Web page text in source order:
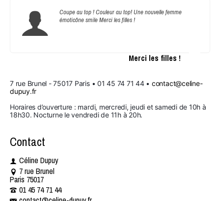
Coupe au top ! Couleur au top! Une nouvelle femme
émoticône smile Merci les filles !
Merci les filles !
7 rue Brunel - 75017 Paris • 01 45 74 71 44 • contact@celine-
dupuy.fr
Horaires d’ouverture : mardi, mercredi, jeudi et samedi de 10h à
18h30. Nocturne le vendredi de 11h à 20h.
Contact
Céline Dupuy
7 rue Brunel
Paris 75017
01 45 74 71 44 ​​